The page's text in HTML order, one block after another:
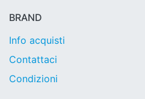
BRAND
Info acquisti
Contattaci
Condizioni